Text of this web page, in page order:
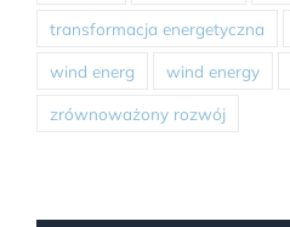
transformacja energetyczna
wind energ wind energy
zrównoważony rozwój